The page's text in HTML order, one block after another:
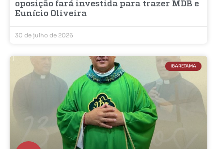
oposição fará investida para trazer MDB e
Eunício Oliveira
30 de julho de 2026
IBARETAMA